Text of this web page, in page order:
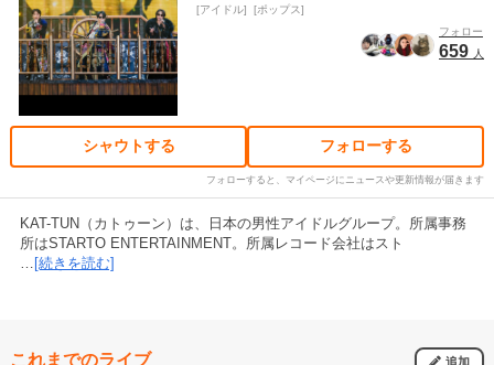
アイドル
ポップス
フォロー
659 人
シャウトする フォローする
フォローすると、マイページにニュースや更新情報が届きます
KAT-TUN（カトゥーン）は、日本の男性アイドルグループ。所属事務
所はSTARTO ENTERTAINMENT。所属レコード会社はスト
… [続きを読む]
これまでのライブ 追加